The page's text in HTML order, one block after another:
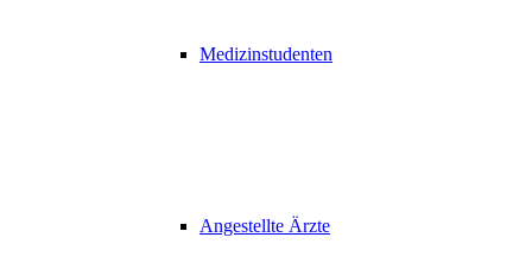
Medizinstudenten
Angestellte Ärzte